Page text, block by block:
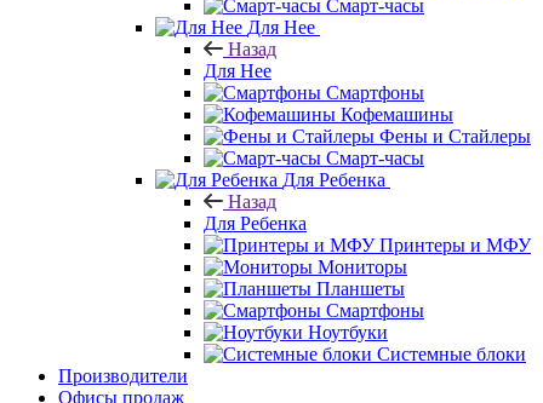
Смарт-часы
Для Нее
Назад
Для Нее
Смартфоны
Кофемашины
Фены и Стайлеры
Смарт-часы
Для Ребенка
Назад
Для Ребенка
Принтеры и МФУ
Мониторы
Планшеты
Смартфоны
Ноутбуки
Системные блоки
Производители
Офисы продаж